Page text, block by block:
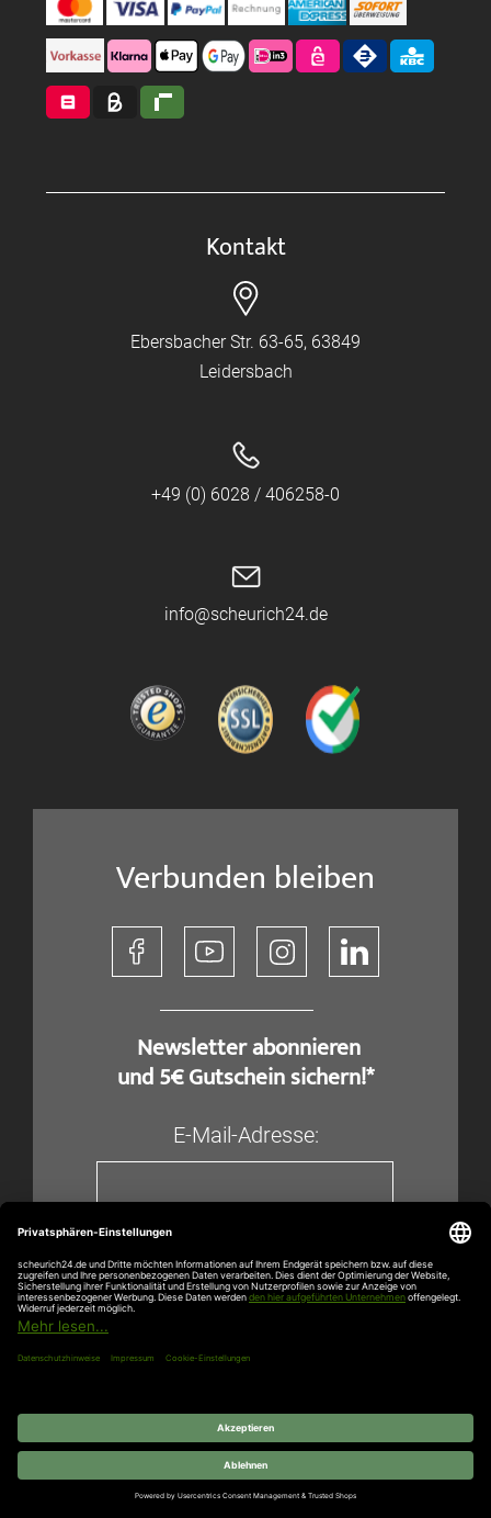
Kontakt
Ebersbacher Str. 63-65, 63849
Leidersbach
+49 (0) 6028 / 406258-0
info@scheurich24.de
Verbunden bleiben
​ Newsletter abonnieren
und 5€ Gutschein sichern!*
E-Mail-Adresse:
Jetzt anmelden
Ich habe die Datenschutzerklärung gelesen und
erkläre mich damit einverstanden, dass die von mir im
Formular eingegebenen Daten elektronisch erhoben
ab Erhalt dieser Mail 2 Wochen gültig